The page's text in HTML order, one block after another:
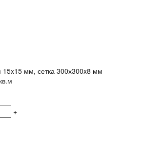
15x15 мм, сетка 300х300x8 мм
+